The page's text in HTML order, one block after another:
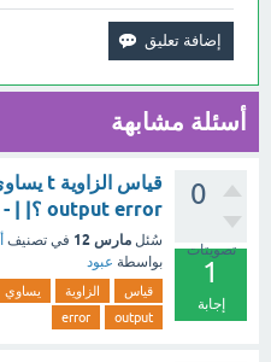
أسئلة مشابهة
0
تصويتات
1
إجابة
output error ؟| | - مع الشرح
سُئل مارس 12 في تصنيف
بواسطة عبود
قياس الزاوية يساوي
output
error